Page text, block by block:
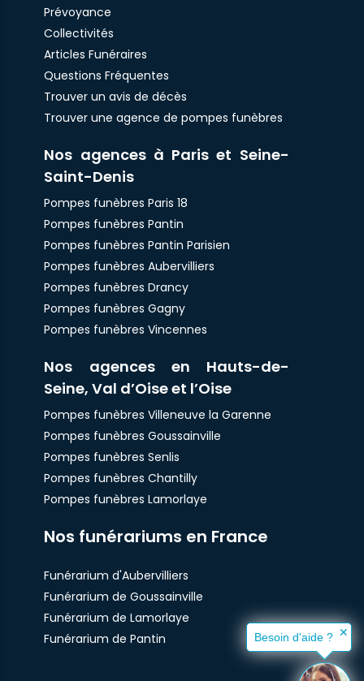
Prévoyance
Collectivités
Articles Funéraires
Questions Fréquentes
Trouver un avis de décès
Trouver une agence de pompes funèbres
Nos agences à Paris et Seine-
Saint-Denis
Pompes funèbres Paris 18
Pompes funèbres Pantin
Pompes funèbres Pantin Parisien
Pompes funèbres Aubervilliers
Pompes funèbres Drancy
Pompes funèbres Gagny
Pompes funèbres Vincennes
Nos agences en Hauts-de-
Seine, Val d’Oise et l’Oise
Pompes funèbres Villeneuve la Garenne
Pompes funèbres Goussainville
Pompes funèbres Senlis
Pompes funèbres Chantilly
Pompes funèbres Lamorlaye
Nos funérariums en France
Funérarium d'Aubervilliers
Funérarium de Goussainville
Funérarium de Lamorlaye
Funérarium de Pantin
Besoin d'aide ? ✕